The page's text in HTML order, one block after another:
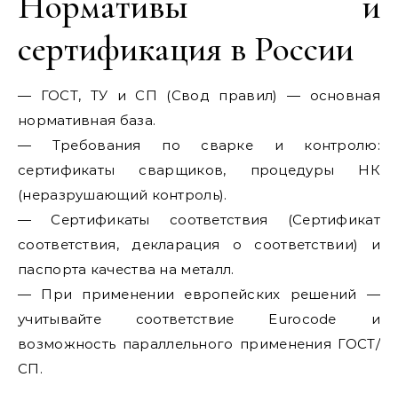
сертификация в России
— ГОСТ, ТУ и СП (Свод правил) — основная
нормативная база.
— Требования по сварке и контролю:
сертификаты сварщиков, процедуры НК
(неразрушающий контроль).
— Сертификаты соответствия (Сертификат
соответствия, декларация о соответствии) и
паспорта качества на металл.
— При применении европейских решений —
учитывайте соответствие Eurocode и
возможность параллельного применения ГОСТ/
СП.